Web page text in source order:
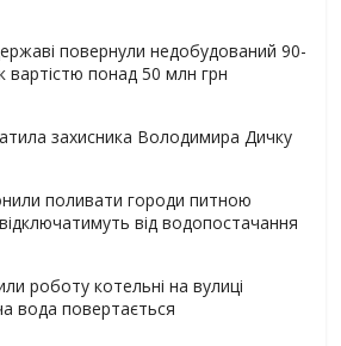
повернули недобудований 90-
вартістю понад 50 млн грн
захисника Володимира Дичку
поливати городи питною
від водопостачання
роботу котельні на вулиці
вода повертається